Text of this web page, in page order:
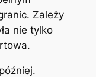
Zależy
nie tylko